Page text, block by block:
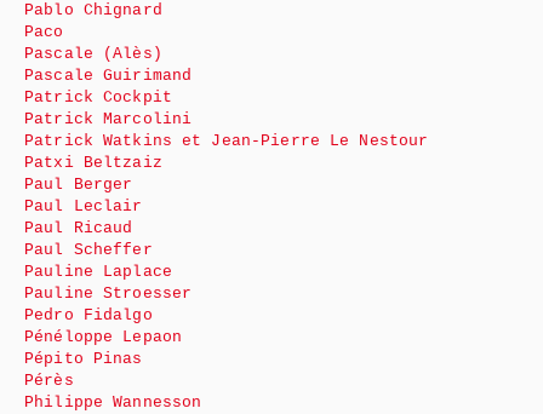
Pablo Chignard
Paco
Pascale (Alès)
Pascale Guirimand
Patrick Cockpit
Patrick Marcolini
Patrick Watkins et Jean-Pierre Le Nestour
Patxi Beltzaiz
Paul Berger
Paul Leclair
Paul Ricaud
Paul Scheffer
Pauline Laplace
Pauline Stroesser
Pedro Fidalgo
Pénéloppe Lepaon
Pépito Pinas
Pérès
Philippe Wannesson